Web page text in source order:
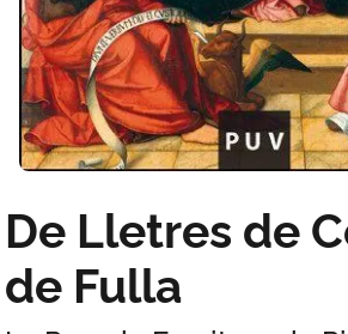
De Lletres de
de Fulla